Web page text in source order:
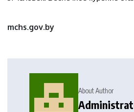
mchs.gov.by
About Author